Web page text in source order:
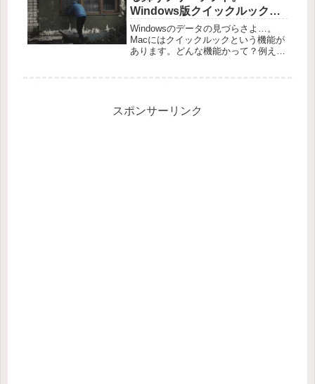
Windows版クイックルックは
コレだ！
Windowsのデータの見づらさよ…。
Macにはクイックルックという機能が
あります。どんな機能かって？例えば
スポンサーリンク